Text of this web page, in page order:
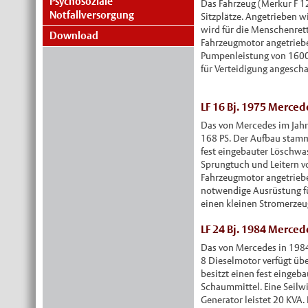
Notfallversorgung
Download
Das Fahrzeug (Merkur F
Sitzplätze. Angetrieben
wird für die
Fahrzeugmotor
Pumpenleistung von
für Verteidigung
LF 16 Bj. 1975
Das von Mercedes im
168 PS. Der Aufbau
fest eingebauter
Sprungtuch und Leitern
Fahrzeugmotor
notwendige Ausrüstung
einen kleinen
LF 24 Bj. 1984
Das von Mercedes in
8 Dieselmotor verfügt
besitzt einen fest
Schaummittel. Eine
Generator leistet 20